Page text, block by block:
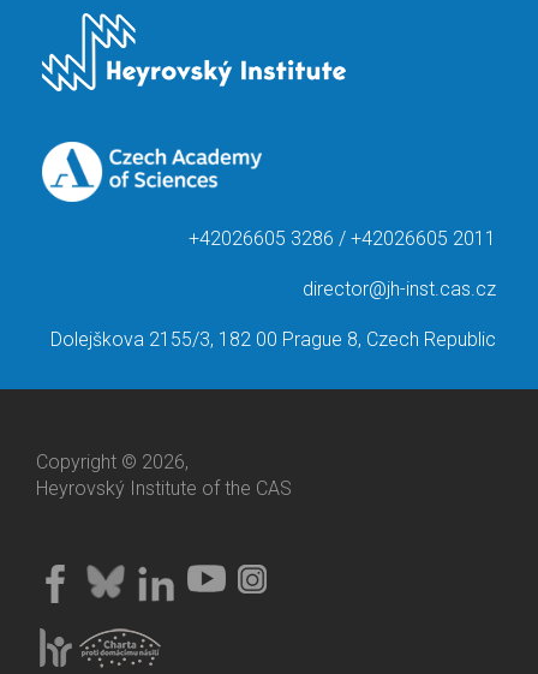
+42026605 3286 / +42026605 2011
director@jh-inst.cas.cz
Dolejškova 2155/3, 182 00 Prague 8, Czech Republic
Copyright © 2026,
Heyrovský Institute of the CAS